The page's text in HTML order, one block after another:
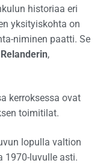
historiaa eri
yksityiskohta on
niminen paatti. Se
Relanderin,
kerroksessa ovat
toimitilat.
lopulla valtion
1970-luvulle asti.